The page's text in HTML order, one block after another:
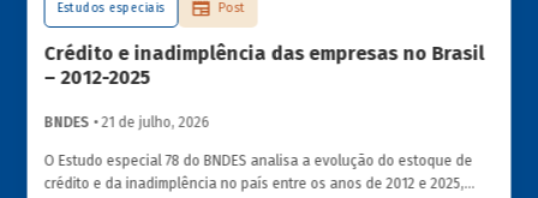
Estudos especiais Post
Crédito e inadimplência das empresas no Brasil
– 2012-2025
BNDES • 21 de julho, 2026
O Estudo especial 78 do BNDES analisa a evolução do estoque de
crédito e da inadimplência no país entre os anos de 2012 e 2025,